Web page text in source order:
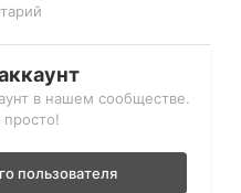
в нашем сообществе.
просто!
пользователя